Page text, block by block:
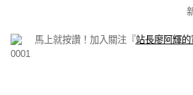
馬上就按讚！加入關注『站長廖阿輝